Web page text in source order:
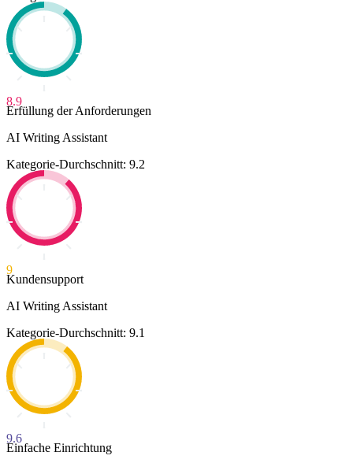
8.9
Erfüllung der Anforderungen
AI Writing Assistant
Kategorie-Durchschnitt: 9.2
9
Kundensupport
AI Writing Assistant
Kategorie-Durchschnitt: 9.1
9.6
Einfache Einrichtung